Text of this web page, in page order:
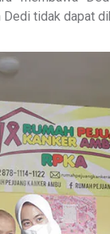
tidak dapat